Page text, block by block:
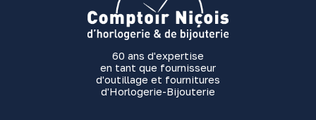
60 ans d'expertise
en tant que fournisseur
d'outillage et fournitures
d'Horlogerie-Bijouterie